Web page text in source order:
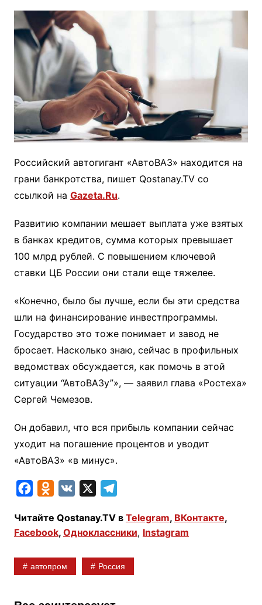
Российский автогигант «АвтоВАЗ» находится на
грани банкротства, пишет Qostanay.TV со
ссылкой на Gazeta.Ru.
Развитию компании мешает выплата уже взятых
в банках кредитов, сумма которых превышает
100 млрд рублей. С повышением ключевой
ставки ЦБ России они стали еще тяжелее.
«Конечно, было бы лучше, если бы эти средства
шли на финансирование инвестпрограммы.
Государство это тоже понимает и завод не
бросает. Насколько знаю, сейчас в профильных
ведомствах обсуждается, как помочь в этой
ситуации “АвтоВАЗу”», — заявил глава «Ростеха»
Сергей Чемезов.
Он добавил, что вся прибыль компании сейчас
уходит на погашение процентов и уводит
«АвтоВАЗ» «в минус».
c
e
o
n
o
l
l
e
r
Читайте Qostanay.TV в Telegram, ВКонтакте,
Facebook, Одноклассники, Instagram
автопром Россия